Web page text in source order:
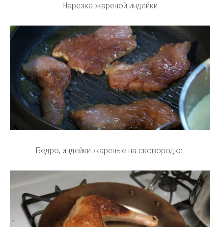
Нарезка жареной индейки
Бедро, индейки жареные на сковородке.